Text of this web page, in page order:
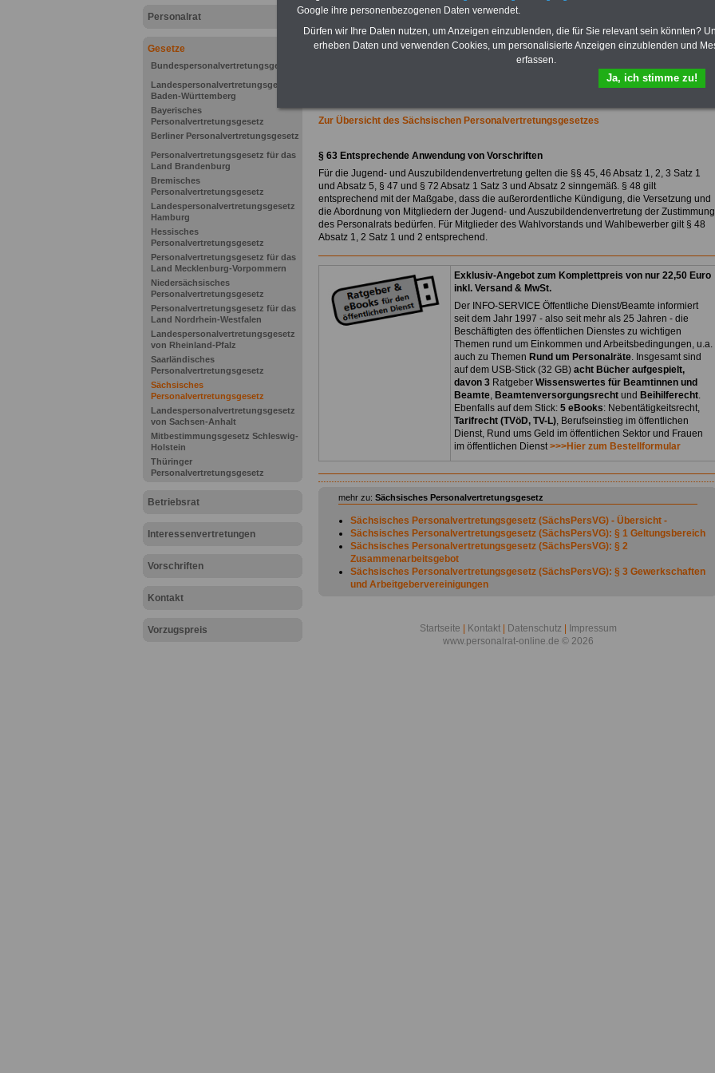
Personalrat
Gesetze
Bundespersonalvertretungsgesetz
Landespersonalvertretungsgesetz
Baden-Württemberg
Bayerisches
Personalvertretungsgesetz
Berliner Personalvertretungsgesetz
Personalvertretungsgesetz für das
Land Brandenburg
Bremisches
Personalvertretungsgesetz
Landespersonalvertretungsgesetz
Hamburg
Hessisches
Personalvertretungsgesetz
Personalvertretungsgesetz für das
Land Mecklenburg-Vorpommern
Niedersächsisches
Personalvertretungsgesetz
Personalvertretungsgesetz für das
Land Nordrhein-Westfalen
Landespersonalvertretungsgesetz
von Rheinland-Pfalz
Saarländisches
Personalvertretungsgesetz
Sächsisches
Personalvertretungsgesetz
Landespersonalvertretungsgesetz
von Sachsen-Anhalt
Mitbestimmungsgesetz Schleswig-
Holstein
Thüringer
Personalvertretungsgesetz
Betriebsrat
Interessenvertretungen
Vorschriften
Kontakt
Vorzugspreis
Bund, Länder und Kommunen.
>>>Hier zur Bestellung des
Zur Übersicht des Sächsischen Personalvertretungsgesetzes
§ 63 Entsprechende Anwendung von Vorschriften
Für die Jugend- und Auszubildendenvertretung gelten die §§ 45, 46 Absatz 1, 2, 3 Satz 1
und Absatz 5, § 47 und § 72 Absatz 1 Satz 3 und Absatz 2 sinngemäß. § 48 gilt
entsprechend mit der Maßgabe, dass die außerordentliche Kündigung, die Versetzung und
die Abordnung von Mitgliedern der Jugend- und Auszubildendenvertretung der Zustimmung
des Personalrats bedürfen. Für Mitglieder des Wahlvorstands und Wahlbewerber gilt § 48
Absatz 1, 2 Satz 1 und 2 entsprechend.
Exklusiv-Angebot zum Komplettpreis von nur 22,50 Euro
inkl. Versand & MwSt.
Der INFO-SERVICE Öffentliche Dienst/Beamte informiert
seit dem Jahr 1997 - also seit mehr als 25 Jahren - die
Beschäftigten des öffentlichen Dienstes zu wichtigen
Themen rund um Einkommen und Arbeitsbedingungen, u.a.
auch zu Themen Rund um Personalräte. Insgesamt sind
auf dem USB-Stick (32 GB) acht Bücher aufgespielt,
davon 3 Ratgeber Wissenswertes für Beamtinnen und
Beamte, Beamtenversorgungsrecht und Beihilferecht.
Ebenfalls auf dem Stick: 5 eBooks: Nebentätigkeitsrecht,
Tarifrecht (TVöD, TV-L), Berufseinstieg im öffentlichen
Dienst, Rund ums Geld im öffentlichen Sektor und Frauen
im öffentlichen Dienst>>>Hier zum Bestellformular
mehr zu: Sächsisches Personalvertretungsgesetz
Sächsisches Personalvertretungsgesetz (SächsPersVG) - Übersicht -
Sächsisches Personalvertretungsgesetz (SächsPersVG): § 1 Geltungsbereich
Sächsisches Personalvertretungsgesetz (SächsPersVG): § 2
Zusammenarbeitsgebot
Sächsisches Personalvertretungsgesetz (SächsPersVG): § 3 Gewerkschaften
und Arbeitgebervereinigungen
Sächsisches Personalvertretungsgesetz (SächsPersVG): § 6 Dienststellen
Sächsisches Personalvertretungsgesetz (SächsPersVG): § 7 Dienststellenleiter
Sächsisches Personalvertretungsgesetz (SächsPersVG): § 8
Startseite Kontakt Datenschutz
Impressum
www.personalrat-online.de © 2026
Google ihre personenbezogenen Daten verwendet.
Dürfen wir Ihre Daten nutzen, um Anzeigen einzublenden, die für Sie relevant sein könnten?
erheben Daten und verwenden Cookies, um personalisierte Anzeigen einzublenden und
erfassen.
Ja, ich stimme zu!